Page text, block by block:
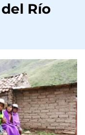
Río